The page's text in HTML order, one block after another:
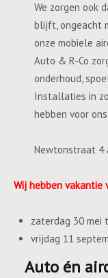
We zorgen ook
blijft, ongeacht
onze mobiele
Auto & R-Co
onderhoud,
Installaties in
hebben voor
Newtonstraat 4
Wij hebben vakantie
zaterdag 30 mei
vrijdag 11
Auto én